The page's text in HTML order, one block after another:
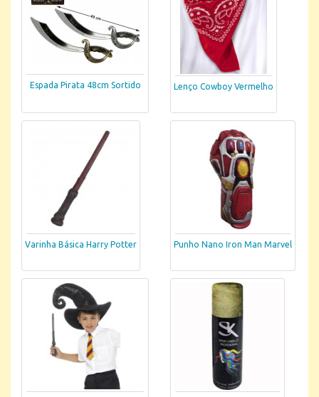
Espada Pirata 48cm Sortido Lenço Cowboy Vermelho
Varinha Básica Harry Potter Punho Nano Iron Man Marvel